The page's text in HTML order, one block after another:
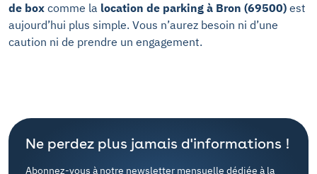
de box comme la location de parking à Bron (69500) est
aujourd’hui plus simple. Vous n’aurez besoin ni d’une
caution ni de prendre un engagement.
Ne perdez plus jamais d'informations !
Abonnez-vous à notre newsletter mensuelle dédiée à la